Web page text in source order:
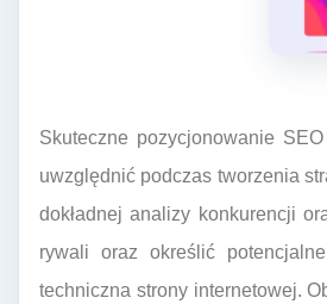
Skuteczne pozycjonowanie
uwzględnić podczas tworzenia
dokładnej analizy konkurencji
rywali oraz określić
techniczna strony internetowej.